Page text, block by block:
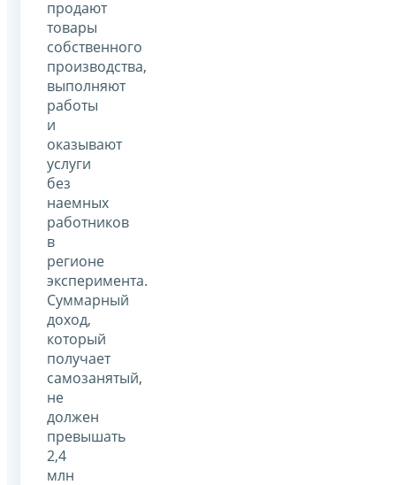
продают
товары
собственного
производства,
выполняют
работы
и
оказывают
услуги
без
наемных
работников
в
регионе
эксперимента.
Суммарный
доход,
который
получает
самозанятый,
не
должен
превышать
2,4
млн